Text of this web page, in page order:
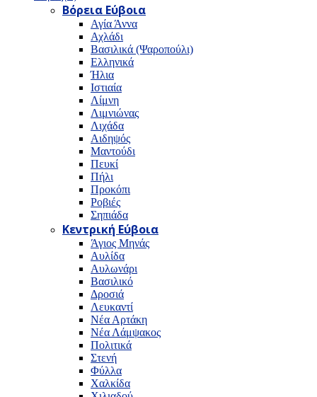
Βόρεια Εύβοια
Αγία Άννα
Αχλάδι
Βασιλικά (Ψαροπούλι)
Ελληνικά
Ήλια
Ιστιαία
Λίμνη
Λιμνιώνας
Λιχάδα
Αιδηψός
Μαντούδι
Πευκί
Πήλι
Προκόπι
Ροβιές
Σηπιάδα
Κεντρική Εύβοια
Άγιος Μηνάς
Αυλίδα
Αυλωνάρι
Βασιλικό
Δροσιά
Λευκαντί
Νέα Αρτάκη
Νέα Λάμψακος
Πολιτικά
Στενή
Φύλλα
Χαλκίδα